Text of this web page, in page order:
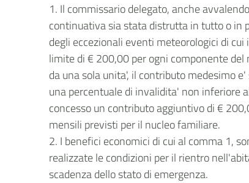
1. Il commissario delegato, anche
continuativa sia stata distrutta in tutto o in
degli eccezionali eventi meteorologici di
limite di € 200,00 per ogni componente
da una sola unita', il contributo medesimo
una percentuale di invalidita' non inferiore
concesso un contributo aggiuntivo di €
mensili previsti per il nucleo familiare.
2. I benefici economici di cui al comma 1,
realizzate le condizioni per il rientro
scadenza dello stato di emergenza.